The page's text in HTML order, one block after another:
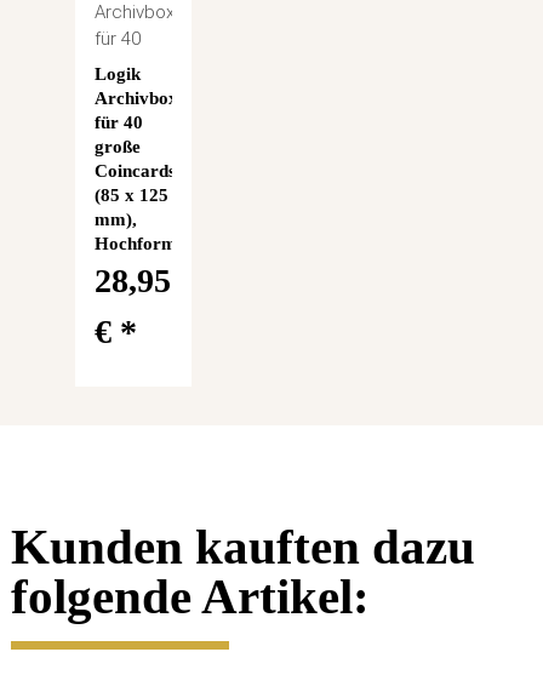
Logik
Archivbox
für 40
große
Coincards
(85 x 125
mm),
Hochformat
28,95
€ *
Kunden kauften dazu
folgende Artikel: